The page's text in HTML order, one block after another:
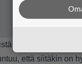
liittyen faktan ja
että siitäkin on